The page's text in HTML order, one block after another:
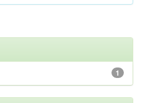
1